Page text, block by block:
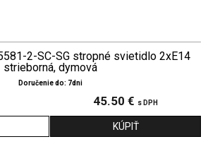
2-SC-SG stropné svietidlo 2xE14
strieborná, dymová
Doručenie do: 7dni
45.50 € s DPH